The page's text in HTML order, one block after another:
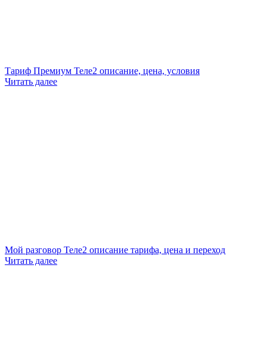
Тариф Премиум Теле2 описание, цена, условия
Читать далее
Мой разговор Теле2 описание тарифа, цена и переход
Читать далее